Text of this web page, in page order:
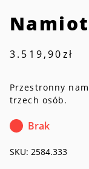
3.519,90zł
Przestronny
trzech osób.
Brak
SKU: 2584.333